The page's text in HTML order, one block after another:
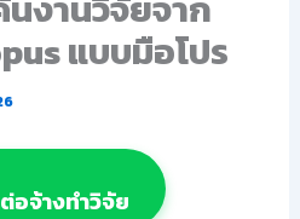
แบบมือโปร
อจ้างทำวิจัย